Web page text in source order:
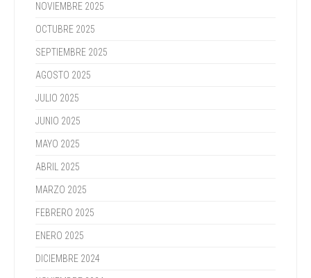
NOVIEMBRE 2025
OCTUBRE 2025
SEPTIEMBRE 2025
AGOSTO 2025
JULIO 2025
JUNIO 2025
MAYO 2025
ABRIL 2025
MARZO 2025
FEBRERO 2025
ENERO 2025
DICIEMBRE 2024